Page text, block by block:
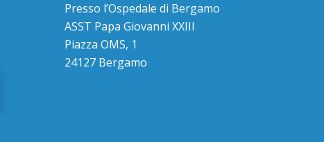
Presso l’Ospedale di Bergamo
ASST Papa Giovanni XXIII
Piazza OMS, 1
24127 Bergamo